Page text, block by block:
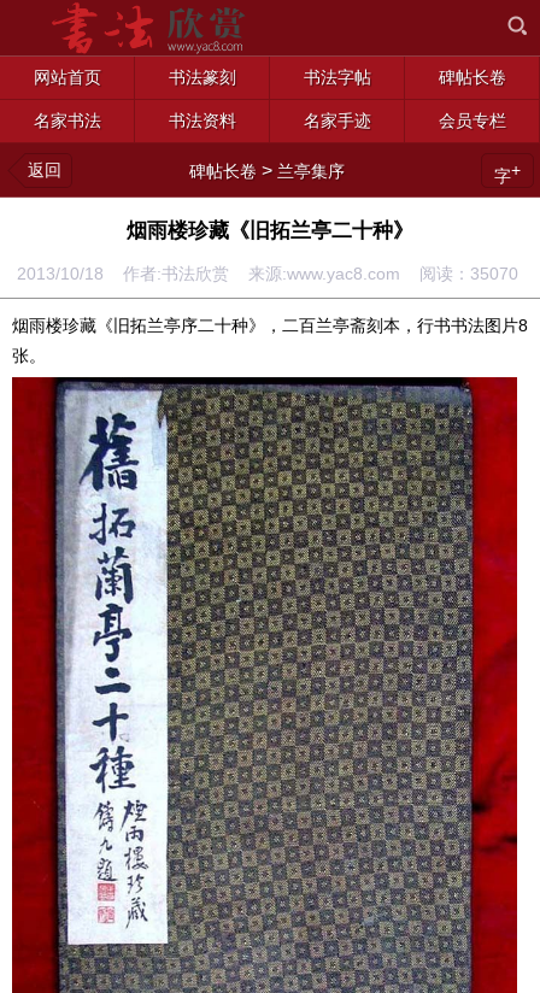
网站首页 书法篆刻 书法字帖 碑帖长卷
名家书法 书法资料 名家手迹 会员专栏
返回 碑帖长卷 > 兰亭集序 字+
烟雨楼珍藏《旧拓兰亭二十种》
2013/10/18 作者:书法欣赏 来源:www.yac8.com 阅读： 35070
烟雨楼珍藏《旧拓兰亭序二十种》，二百兰亭斋刻本，行书书法图片8
张。